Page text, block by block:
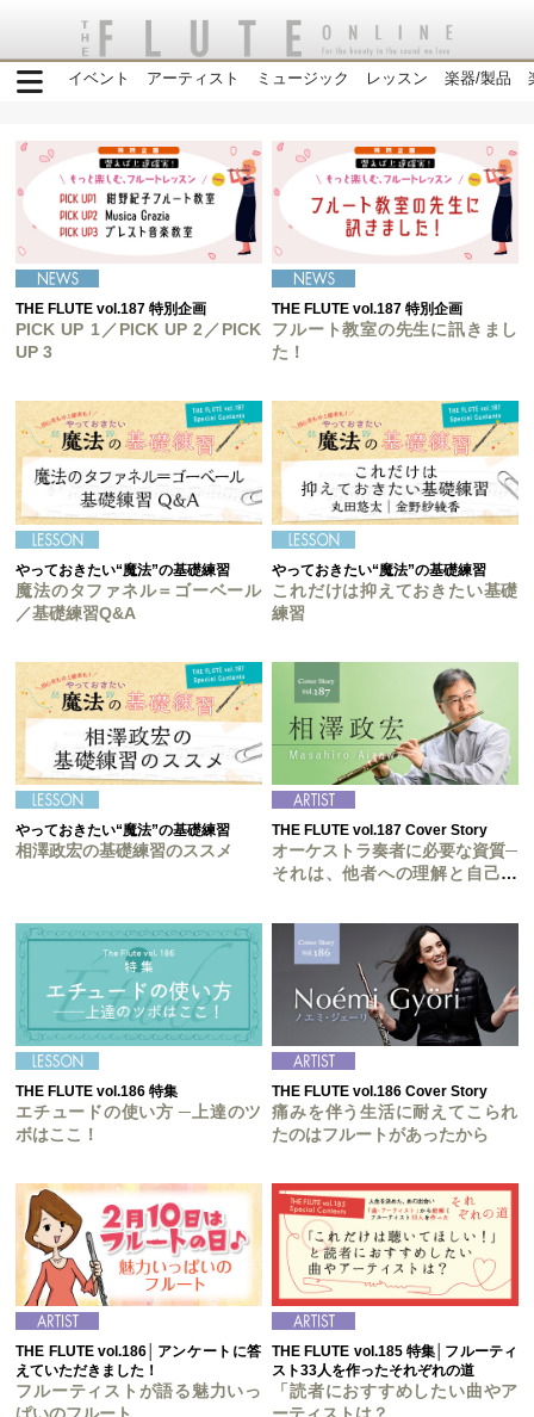
イベント アーティスト ミュージック レッスン 楽器/製品
THE FLUTE vol.187 特別企画
PICK UP 1／PICK UP 2／PICK
UP 3
THE FLUTE vol.187 特別企画
フルート教室の先生に訊きまし
た！
やっておきたい“魔法”の基礎練習
魔法のタファネル＝ゴーベール
／基礎練習Q&A
やっておきたい“魔法”の基礎練習
これだけは抑えておきたい基礎
練習
やっておきたい“魔法”の基礎練習
相澤政宏の基礎練習のススメ
THE FLUTE vol.187 Cover Story
オーケストラ奏者に必要な資質─
それは、他者への理解と自己顕
THE FLUTE vol.186 特集
エチュードの使い方 ─上達のツ
ボはここ！
THE FLUTE vol.186 Cover Story
痛みを伴う生活に耐えてこられ
たのはフルートがあったから
THE FLUTE vol.186│アンケートに答
えていただきました！
フルーティストが語る魅力いっ
THE FLUTE vol.185 特集│フルーティ
スト33人を作ったそれぞれの道
「読者におすすめしたい曲やア